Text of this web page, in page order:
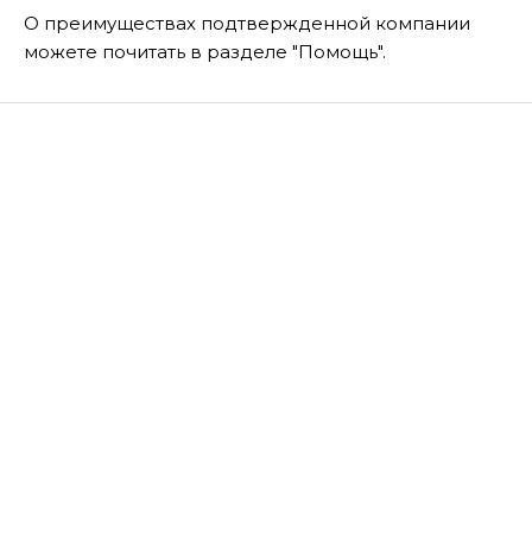
О преимуществах подтвержденной компании
можете почитать в разделе "Помощь".